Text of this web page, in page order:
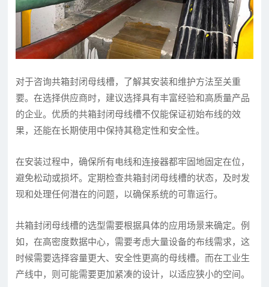
对于咨询共箱封闭母线槽，了解其安装和维护方法至关重
要。在选择供应商时，建议选择具有丰富经验和高质量产品
的企业。优质的共箱封闭母线槽不仅能保证初始布线的效
果，还能在长期使用中保持其稳定性和安全性。
在安装过程中，确保所有电线和连接器都牢固地固定在位，
避免松动或损坏。定期检查共箱封闭母线槽的状态，及时发
现和处理任何潜在的问题，以确保系统的可靠运行。
共箱封闭母线槽的选型需要根据具体的应用场景来确定。例
如，在高密度数据中心，需要考虑大量设备的布线需求，这
时候需要选择容量更大、安全性更高的母线槽。而在工业生
产线中，则可能需要更加紧凑的设计，以适应狭小的空间。